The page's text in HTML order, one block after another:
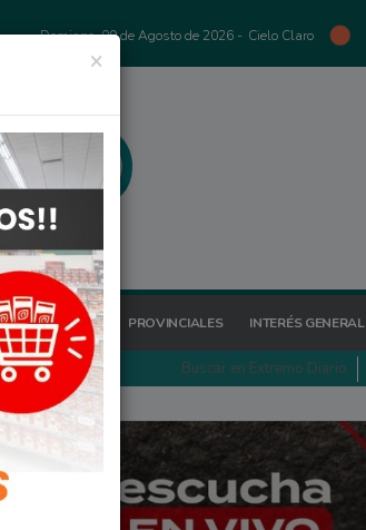
Domingo, 09 de Agosto de 2026 - Cielo Claro
REGIONALES PROVINCIALES INTERÉS GENERAL
×